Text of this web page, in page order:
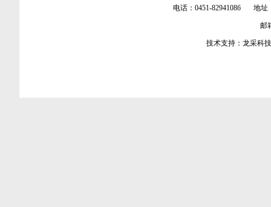
电话：0451-82941086 地址
邮
技术支持： 龙采科